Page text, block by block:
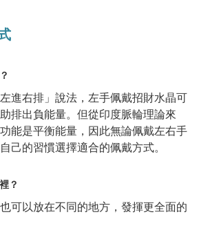
進右排」說法，左手佩戴招財水晶可
排出負能量。但從印度脈輪理論來
能是平衡能量，因此無論佩戴左右手
己的習慣選擇適合的佩戴方式。
？
可以放在不同的地方，發揮更全面的